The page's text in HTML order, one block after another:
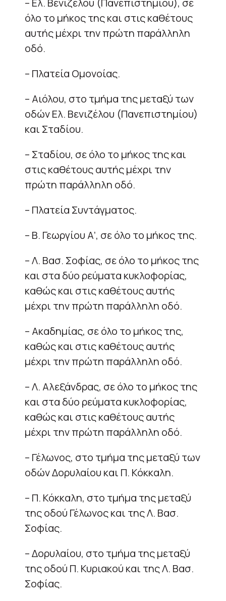
όλο το μήκος της και στις καθέτους
αυτής μέχρι την πρώτη παράλληλη
οδό.
– Πλατεία Ομονοίας.
– Αιόλου, στο τμήμα της μεταξύ των
οδών Ελ. Βενιζέλου (Πανεπιστημίου)
και Σταδίου.
– Σταδίου, σε όλο το μήκος της και
στις καθέτους αυτής μέχρι την
πρώτη παράλληλη οδό.
– Πλατεία Συντάγματος.
– Β. Γεωργίου Α’, σε όλο το μήκος της.
– Λ. Βασ. Σοφίας, σε όλο το μήκος της
και στα δύο ρεύματα κυκλοφορίας,
καθώς και στις καθέτους αυτής
μέχρι την πρώτη παράλληλη οδό.
– Ακαδημίας, σε όλο το μήκος της,
καθώς και στις καθέτους αυτής
μέχρι την πρώτη παράλληλη οδό.
– Λ. Αλεξάνδρας, σε όλο το μήκος της
και στα δύο ρεύματα κυκλοφορίας,
καθώς και στις καθέτους αυτής
μέχρι την πρώτη παράλληλη οδό.
– Γέλωνος, στο τμήμα της μεταξύ των
οδών Δορυλαίου και Π. Κόκκαλη.
– Π. Κόκκαλη, στο τμήμα της μεταξύ
της οδού Γέλωνος και της Λ. Βασ.
Σοφίας.
– Δορυλαίου, στο τμήμα της μεταξύ
της οδού Π. Κυριακού και της Λ. Βασ.
Σοφίας.